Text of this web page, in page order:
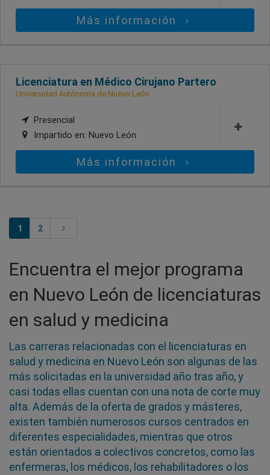
Más información
Licenciatura en Médico Cirujano Partero
Universidad Autónoma de Nuevo León
Presencial
Impartido en: Nuevo León
Más información
1 2
Encuentra el mejor programa
en Nuevo León de licenciaturas
en salud y medicina
Las carreras relacionadas con el licenciaturas en
salud y medicina en Nuevo León son algunas de las
más solicitadas en la universidad año tras año, y
casi todas ellas cuentan con una nota de corte muy
alta. Además de la oferta de grados y másteres,
existen también numerosos cursos centrados en
diferentes especialidades, mientras que otros
están orientados a colectivos concretos, como las
enfermeras, los médicos, los rehabilitadores o los